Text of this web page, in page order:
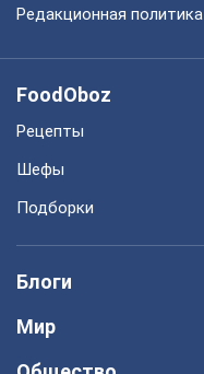
Редакционная политика
FoodOboz
Рецепты
Шефы
Подборки
Блоги
Мир